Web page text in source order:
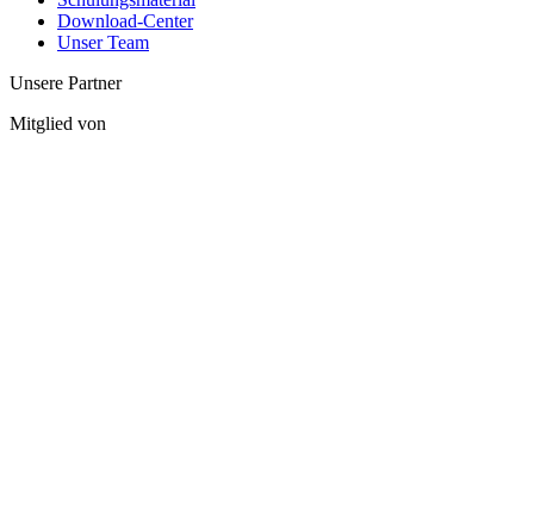
Download-Center
Unser Team
Unsere Partner
Mitglied von